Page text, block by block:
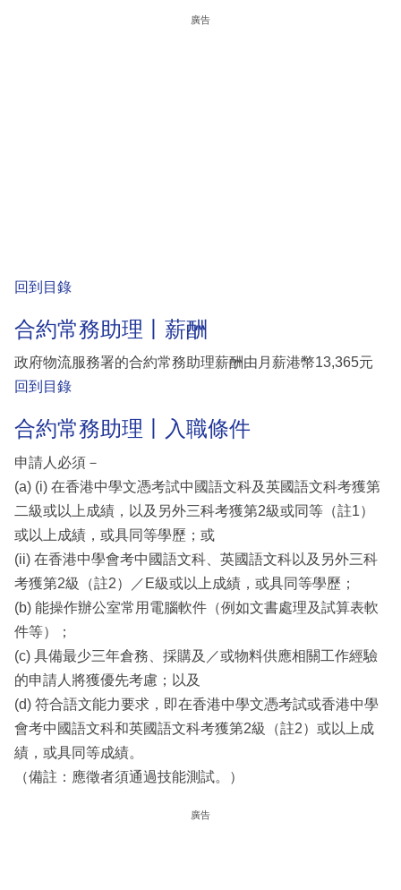
廣告
回到目錄
合約常務助理丨薪酬
政府物流服務署的合約常務助理薪酬由月薪港幣13,365元
回到目錄
合約常務助理丨入職條件
申請人必須－
(a) (i) 在香港中學文憑考試中國語文科及英國語文科考獲第
二級或以上成績，以及另外三科考獲第2級或同等（註1）
或以上成績，或具同等學歷；或
(ii) 在香港中學會考中國語文科、英國語文科以及另外三科
考獲第2級（註2）／E級或以上成績，或具同等學歷；
(b) 能操作辦公室常用電腦軟件（例如文書處理及試算表軟
件等）；
(c) 具備最少三年倉務、採購及／或物料供應相關工作經驗
的申請人將獲優先考慮；以及
(d) 符合語文能力要求，即在香港中學文憑考試或香港中學
會考中國語文科和英國語文科考獲第2級（註2）或以上成
績，或具同等成績。
（備註：應徵者須通過技能測試。）
廣告